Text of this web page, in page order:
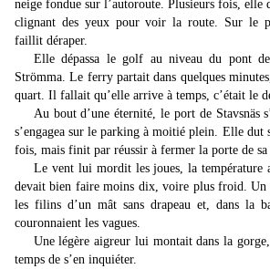
neige fondue sur l’autoroute. Plusieurs fois, elle
clignant des yeux pour voir la route. Sur le
faillit déraper.
Elle dépassa le golf au niveau du pont
Strömma. Le ferry partait dans quelques
quart. Il fallait qu’elle arrive à temps, c’était le
Au bout d’une éternité, le port de Stavsnäs
s’engagea sur le parking à moitié plein. Elle dut
fois, mais finit par réussir à fermer la porte de sa
Le vent lui mordit les joues, la température
devait bien faire moins dix, voire plus froid. Un
les filins d’un mât sans drapeau et, dans la
couronnaient les vagues.
Une légère aigreur lui montait dans la
temps de s’en inquiéter.